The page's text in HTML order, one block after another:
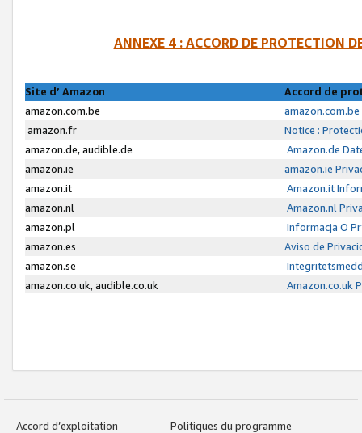
ANNEXE 4 : ACCORD DE PROTECTION
Site d’ Amazon
Accord de
amazon.com.be
amazon.fr
Notice :
amazon.de, audible.de
Amazon.de
amazon.ie
amazon.ie
amazon.it
Amazon.it
amazon.nl
Amazon.nl
amazon.pl
Informacja O
amazon.es
Aviso de
amazon.se
amazon.co.uk, audible.co.uk
Amazon.co.uk
Accord d’exploitation
Politiques du programme